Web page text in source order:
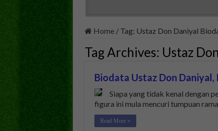
Home / Tag: Ustaz Don Daniyal
Tag Archives: Ustaz
Biodata Ustaz Don
Siapa yang tidak kenal dengan
figura ini mula mencuri tumpuan
Read More »